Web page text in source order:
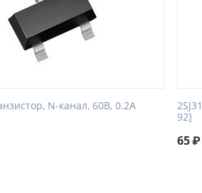
N-канал, 60В, 0.2А
92]
65₽